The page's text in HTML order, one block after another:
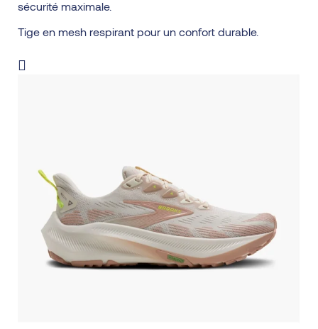
sécurité maximale.
Tige en mesh respirant pour un confort durable.